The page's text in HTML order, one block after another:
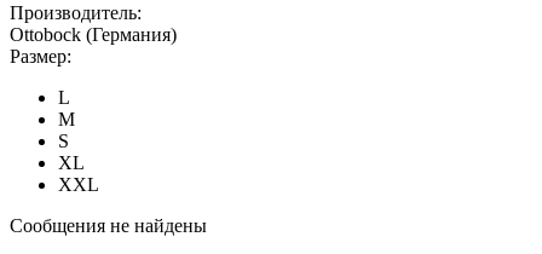
Производитель:
Ottobock (Германия)
Размер:
L
M
S
XL
XXL
Сообщения не найдены